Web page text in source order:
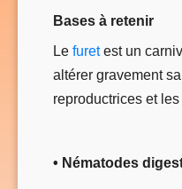
Bases à retenir
Le furetest un
altérer gravement
reproductrices et
• Nématodes